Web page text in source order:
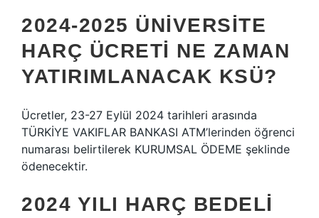
2024-2025 ÜNIVERSITE
HARÇ ÜCRETI NE ZAMAN
YATIRIMLANACAK KSÜ?
Ücretler, 23-27 Eylül 2024 tarihleri ​​arasında
TÜRKİYE VAKIFLAR BANKASI ATM’lerinden öğrenci
numarası belirtilerek KURUMSAL ÖDEME şeklinde
ödenecektir.
2024 YILI HARÇ BEDELI